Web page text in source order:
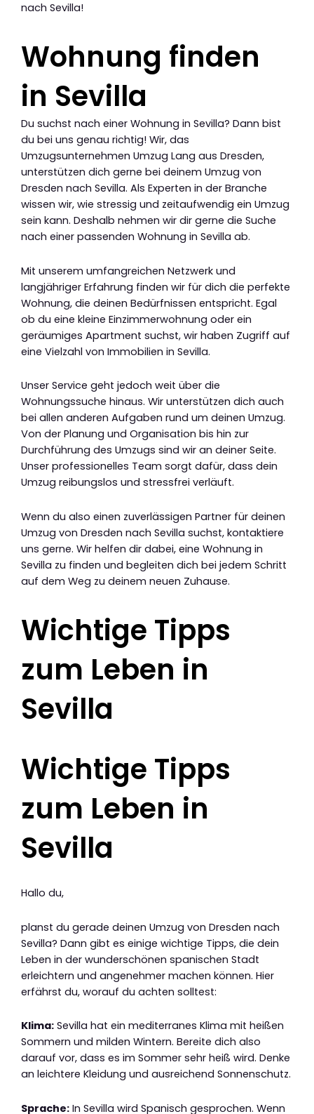
nach Sevilla!
Wohnung finden
in Sevilla
Du suchst nach einer Wohnung in Sevilla? Dann bist
du bei uns genau richtig! Wir, das
Umzugsunternehmen Umzug Lang aus Dresden,
unterstützen dich gerne bei deinem Umzug von
Dresden nach Sevilla. Als Experten in der Branche
wissen wir, wie stressig und zeitaufwendig ein Umzug
sein kann. Deshalb nehmen wir dir gerne die Suche
nach einer passenden Wohnung in Sevilla ab.
Mit unserem umfangreichen Netzwerk und
langjähriger Erfahrung finden wir für dich die perfekte
Wohnung, die deinen Bedürfnissen entspricht. Egal
ob du eine kleine Einzimmerwohnung oder ein
geräumiges Apartment suchst, wir haben Zugriff auf
eine Vielzahl von Immobilien in Sevilla.
Unser Service geht jedoch weit über die
Wohnungssuche hinaus. Wir unterstützen dich auch
bei allen anderen Aufgaben rund um deinen Umzug.
Von der Planung und Organisation bis hin zur
Durchführung des Umzugs sind wir an deiner Seite.
Unser professionelles Team sorgt dafür, dass dein
Umzug reibungslos und stressfrei verläuft.
Wenn du also einen zuverlässigen Partner für deinen
Umzug von Dresden nach Sevilla suchst, kontaktiere
uns gerne. Wir helfen dir dabei, eine Wohnung in
Sevilla zu finden und begleiten dich bei jedem Schritt
auf dem Weg zu deinem neuen Zuhause.
Wichtige Tipps
zum Leben in
Sevilla
Wichtige Tipps
zum Leben in
Sevilla
Hallo du,
planst du gerade deinen Umzug von Dresden nach
Sevilla? Dann gibt es einige wichtige Tipps, die dein
Leben in der wunderschönen spanischen Stadt
erleichtern und angenehmer machen können. Hier
erfährst du, worauf du achten solltest:
Klima: Sevilla hat ein mediterranes Klima mit heißen
Sommern und milden Wintern. Bereite dich also
darauf vor, dass es im Sommer sehr heiß wird. Denke
an leichtere Kleidung und ausreichend Sonnenschutz.
Sprache: In Sevilla wird Spanisch gesprochen. Wenn